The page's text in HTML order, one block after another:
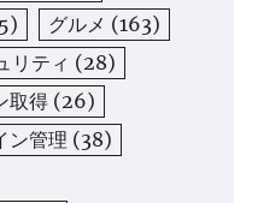
グルメ (163)
リティ (28)
取得 (26)
ン管理 (38)